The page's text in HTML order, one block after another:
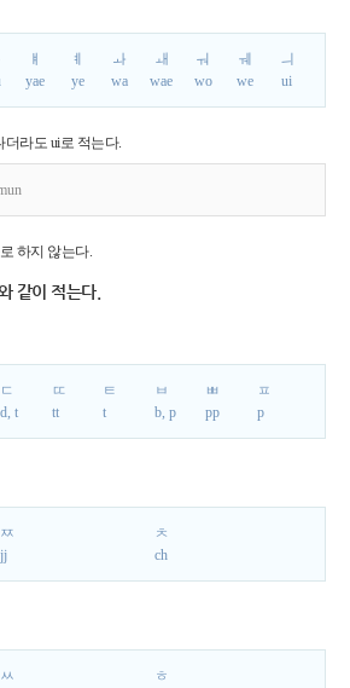
ㅒ
yae
ㅖ
ye
ㅘ
wa
ㅙ
wae
ㅝ
wo
ㅞ
we
ㅢ
ui
더라도 ui로 적는다.
하지 않는다.
같이 적는다.
ㄷ
d, t
ㄸ
tt
ㅌ
t
ㅂ
b, p
ㅃ
pp
ㅍ
p
ㅉ
jj
ㅊ
ch
ㅆ
ㅎ